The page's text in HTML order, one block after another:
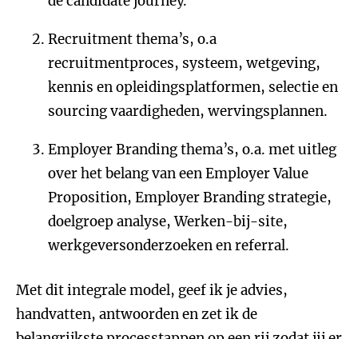
Recruitment thema’s, o.a
recruitmentproces, systeem, wetgeving,
kennis en opleidingsplatformen, selectie en
sourcing vaardigheden, wervingsplannen.
Employer Branding thema’s, o.a. met uitleg
over het belang van een Employer Value
Proposition, Employer Branding strategie,
doelgroep analyse, Werken-bij-site,
werkgeversonderzoeken en referral.
Met dit integrale model, geef ik je advies,
handvatten, antwoorden en zet ik de